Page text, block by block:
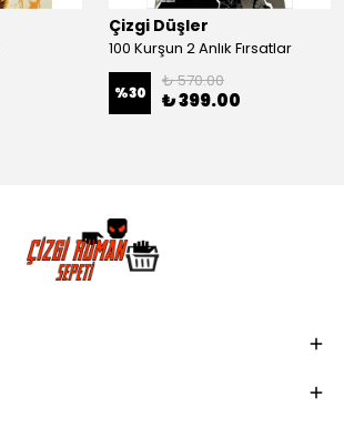
Çizgi Düşler
100 Kurşun 2 Anlık Fırsatlar
%30
₺ 570.00
₺ 399.00